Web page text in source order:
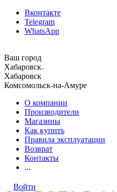
Вконтакте
Telegram
WhatsApp
Ваш город
Хабаровск
Хабаровск
Комсомольск-на-Амуре
О компании
Производители
Магазины
Как купить
Правила эксплуатации
Возврат
Контакты
...
Войти